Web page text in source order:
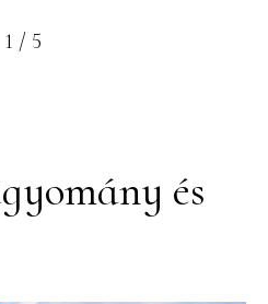
1 / 5
és